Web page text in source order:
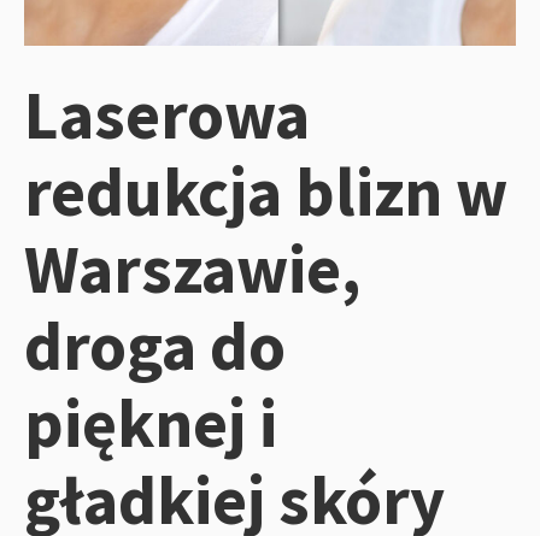
Laserowa
redukcja blizn w
Warszawie,
droga do
pięknej i
gładkiej skóry